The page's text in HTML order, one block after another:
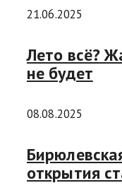
21.06.2025
Лето всё?
не будет
08.08.2025
открытия